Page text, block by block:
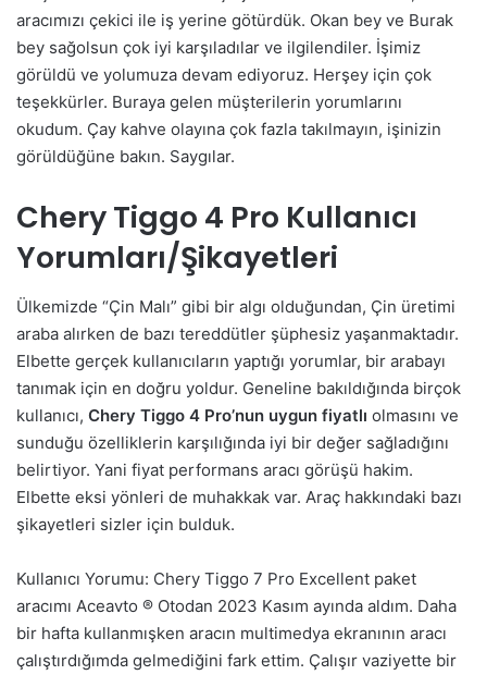
aracımızı çekici ile iş yerine götürdük. Okan bey ve Burak
bey sağolsun çok iyi karşıladılar ve ilgilendiler. İşimiz
görüldü ve yolumuza devam ediyoruz. Herşey için çok
teşekkürler. Buraya gelen müşterilerin yorumlarını
okudum. Çay kahve olayına çok fazla takılmayın, işinizin
görüldüğüne bakın. Saygılar.
Chery Tiggo 4 Pro Kullanıcı
Yorumları/Şikayetleri
Ülkemizde “Çin Malı” gibi bir algı olduğundan, Çin üretimi
araba alırken de bazı tereddütler şüphesiz yaşanmaktadır.
Elbette gerçek kullanıcıların yaptığı yorumlar, bir arabayı
tanımak için en doğru yoldur. Geneline bakıldığında birçok
kullanıcı, Chery Tiggo 4 Pro’nun uygun fiyatlı olmasını ve
sunduğu özelliklerin karşılığında iyi bir değer sağladığını
belirtiyor. Yani fiyat performans aracı görüşü hakim.
Elbette eksi yönleri de muhakkak var. Araç hakkındaki bazı
şikayetleri sizler için bulduk.
Kullanıcı Yorumu: Chery Tiggo 7 Pro Excellent paket
aracımı Aceavto ® Otodan 2023 Kasım ayında aldım. Daha
bir hafta kullanmışken aracın multimedya ekranının aracı
çalıştırdığımda gelmediğini fark ettim. Çalışır vaziyette bir